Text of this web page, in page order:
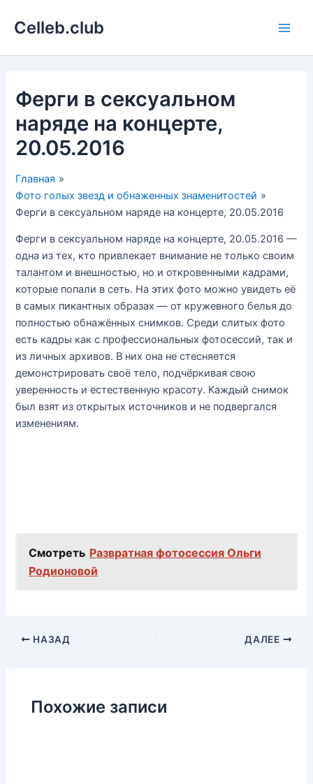
Celleb.club
Ферги в сексуальном
наряде на концерте,
20.05.2016
Главная
Фото голых звезд и обнаженных знаменитостей
Ферги в сексуальном наряде на концерте, 20.05.2016
Ферги в сексуальном наряде на концерте, 20.05.2016 —
одна из тех, кто привлекает внимание не только своим
талантом и внешностью, но и откровенными кадрами,
которые попали в сеть. На этих фото можно увидеть её
в самых пикантных образах — от кружевного белья до
полностью обнажённых снимков. Среди слитых фото
есть кадры как с профессиональных фотосессий, так и
из личных архивов. В них она не стесняется
демонстрировать своё тело, подчёркивая свою
уверенность и естественную красоту. Каждый снимок
был взят из открытых источников и не подвергался
изменениям.
Смотреть Развратная фотосессия Ольги
Родионовой
НАЗАД ДАЛЕЕ
Похожие записи